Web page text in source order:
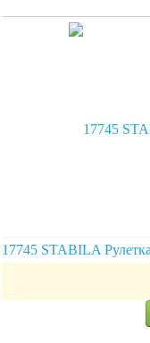
17745 STABILA